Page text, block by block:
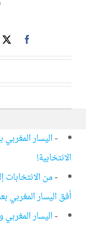
-اليسار
الانتخابية!
-من الانتخابات
أفق اليسار المغربي بعد
-اليسار المغربي